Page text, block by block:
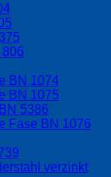
BN 1074
BN 1075
5386
Fase BN 1076
verzinkt